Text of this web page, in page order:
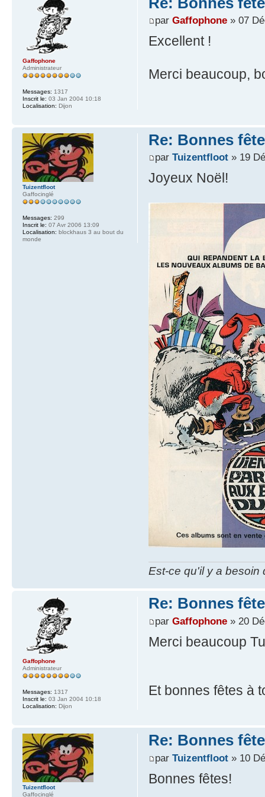
par Gaffophone» 07
Excellent !
Merci beaucoup,
Gaffophone
Administrateur
Messages: 1317
Inscrit le: 03 Jan 2004 10:18
Localisation: Dijon
Re: Bonnes
par Tuizentfloot» 19
Joyeux Noël!
Est-ce qu'il y a besoin
Tuizentfloot
Gaffocinglé
Messages: 299
Inscrit le: 07 Avr 2006 13:09
Localisation: blockhaus 3 au bout du
monde
Re: Bonnes
par Gaffophone» 20
Merci beaucoup
Et bonnes fêtes à
Gaffophone
Administrateur
Messages: 1317
Inscrit le: 03 Jan 2004 10:18
Localisation: Dijon
Re: Bonnes
par Tuizentfloot» 10
Bonnes fêtes!
Tuizentfloot
Gaffocinglé